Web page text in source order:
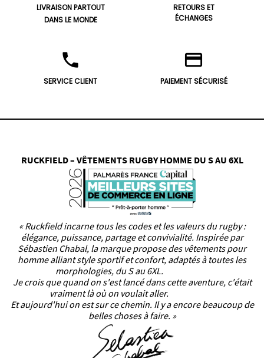
LIVRAISON PARTOUT
DANS LE MONDE
RETOURS ET
ÉCHANGES
phone
SERVICE CLIENT
credit_card
PAIEMENT SÉCURISÉ
RUCKFIELD – VÊTEMENTS RUGBY HOMME DU S AU 6XL
« Ruckfield incarne tous les codes et les valeurs du rugby :
élégance, puissance, partage et convivialité. Inspirée par
Sébastien Chabal, la marque propose des vêtements pour
homme alliant style sportif et confort, adaptés à toutes les
morphologies, du S au 6XL.
Je crois que quand on s'est lancé dans cette aventure, c'était
vraiment là où on voulait aller.
Et aujourd'hui on est sur ce chemin. Il y a encore beaucoup de
belles choses à faire. »